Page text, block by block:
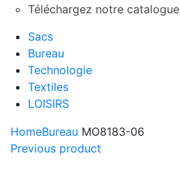
Téléchargez notre catalogue
Sacs
Bureau
Technologie
Textiles
LOISIRS
HomeBureau MO8183-06
Previous product